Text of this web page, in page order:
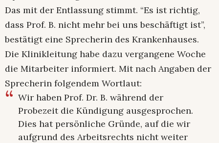
Das mit der Entlassung stimmt. “Es ist richtig,
dass Prof. B. nicht mehr bei uns beschäftigt ist”,
bestätigt eine Sprecherin des Krankenhauses.
Die Klinikleitung habe dazu vergangene Woche
die Mitarbeiter informiert. Mit nach Angaben der
Sprecherin folgendem Wortlaut:
Wir haben Prof. Dr. B. während der
Probezeit die Kündigung ausgesprochen.
Dies hat persönliche Gründe, auf die wir
aufgrund des Arbeitsrechts nicht weiter